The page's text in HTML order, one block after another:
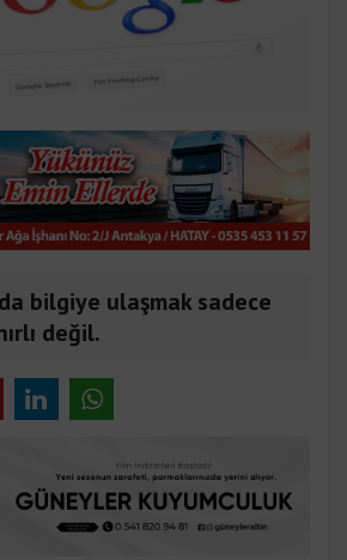
bilgiye ulaşmak sadece
değil.